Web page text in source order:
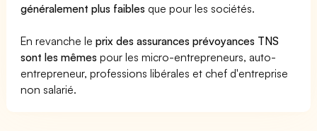
généralement plus faibles que pour les sociétés.
En revanche leprix des assurances prévoyances TNS
sont les mêmes pour les micro-entrepreneurs, auto-
entrepreneur, professions libérales et chef d'entreprise
non salarié.